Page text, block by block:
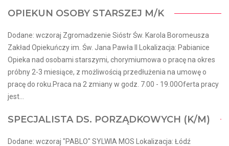
OPIEKUN OSOBY STARSZEJ M/K
Dodane: wczoraj Zgromadzenie Sióstr Św. Karola Boromeusza
Zakład Opiekuńczy im. Św. Jana Pawła II Lokalizacja: Pabianice
Opieka nad osobami starszymi, chorymiumowa o pracę na okres
próbny 2-3 miesiące, z możliwością przedłużenia na umowę o
pracę do roku.Praca na 2 zmiany w godz. 7.00 - 19.00Oferta pracy
jest...
SPECJALISTA DS. PORZĄDKOWYCH (K/M)
Dodane: wczoraj "PABLO" SYLWIA MOS Lokalizacja: Łódź